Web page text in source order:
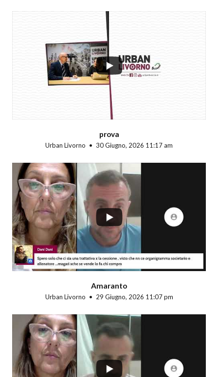
prova
Urban Livorno 30 Giugno, 2026 11:17 am
Amaranto
Urban Livorno 29 Giugno, 2026 11:07 pm